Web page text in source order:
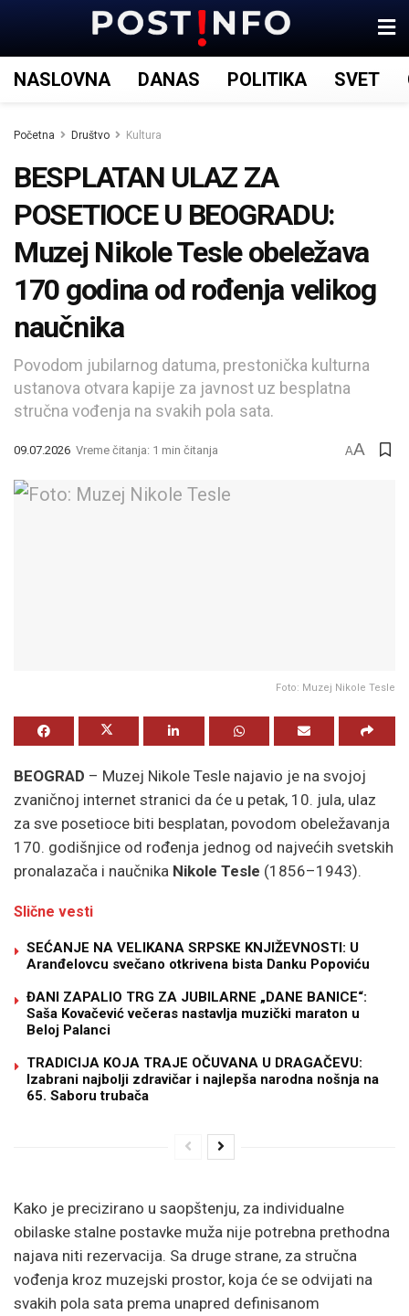
NASLOVNA DANAS POLITIKA SVET
Početna Društvo Kultura
BESPLATAN ULAZ ZA
POSETIOCE U BEOGRADU:
Muzej Nikole Tesle obeležava
170 godina od rođenja velikog
naučnika
Povodom jubilarnog datuma, prestonička kulturna
ustanova otvara kapije za javnost uz besplatna
stručna vođenja na svakih pola sata.
09.07.2026 Vreme čitanja: 1 min čitanja AA
Foto: Muzej Nikole Tesle
BEOGRAD – Muzej Nikole Tesle najavio je na svojoj
zvaničnoj internet stranici da će u petak, 10. jula, ulaz
za sve posetioce biti besplatan, povodom obeležavanja
170. godišnjice od rođenja jednog od najvećih svetskih
pronalazača i naučnika Nikole Tesle (1856–1943).
Slične vesti
SEĆANJE NA VELIKANA SRPSKE KNJIŽEVNOSTI: U
Aranđelovcu svečano otkrivena bista Danku Popoviću
ĐANI ZAPALIO TRG ZA JUBILARNE „DANE BANICE“:
Saša Kovačević večeras nastavlja muzički maraton u
Beloj Palanci
TRADICIJA KOJA TRAJE OČUVANA U DRAGAČEVU:
Izabrani najbolji zdravičar i najlepša narodna nošnja na
65. Saboru trubača
Kako je precizirano u saopštenju, za individualne
obilaske stalne postavke muža nije potrebna prethodna
najava niti rezervacija. Sa druge strane, za stručna
vođenja kroz muzejski prostor, koja će se odvijati na
svakih pola sata prema unapred definisanom